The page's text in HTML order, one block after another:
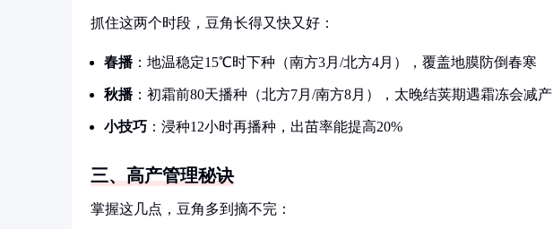
抓住这两个时段，豆角长得又快又好：
春播：地温稳定15℃时下种（南方3月/北方4月），覆盖地膜防倒春寒
秋播：初霜前80天播种（北方7月/南方8月），太晚结荚期遇霜冻会减产
小技巧 ：浸种12小时再播种，出苗率能提高20%
三、高产管理秘诀
掌握这几点，豆角多到摘不完：